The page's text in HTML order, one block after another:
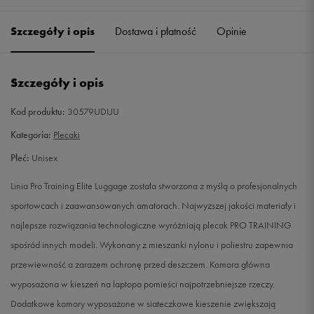
Szczegóły i opis Dostawa i płatność Opinie
Szczegóły i opis
Kod produktu: 30579UDUU
Kategoria: Plecaki
Płeć: Unisex
Linia Pro Training Elite Luggage została stworzona z myślą o profesjonalnych
sportowcach i zaawansowanych amatorach. Najwyższej jakości materiały i
najlepsze rozwiązania technologiczne wyróżniają plecak PRO TRAINING
spośród innych modeli. Wykonany z mieszanki nylonu i poliestru zapewnia
przewiewność a zarazem ochronę przed deszczem. Komora główna
wyposażona w kieszeń na laptopa pomieści najpotrzebniejsze rzeczy.
Dodatkowe komory wyposażone w siateczkowe kieszenie zwiększają